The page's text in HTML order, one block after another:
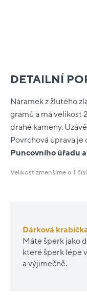
DETAILNÍ
Náramek z žlutého
gramů a má velikost
drahé kameny.
Povrchová úprava
Puncovního úřadu
Velikost zmenšíme o 1
Dárková
Máte šperk jako
které šperk lépe
a výjimečně.